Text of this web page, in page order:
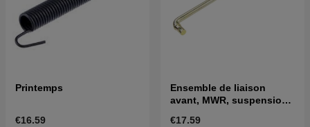
Printemps
€16.59
Ensemble de liaison
avant, MWR, suspension
€17.59